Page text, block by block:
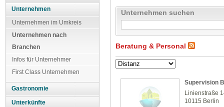
Unternehmen
Unternehmen im Umkreis
Unternehmen nach
Branchen
Infos für Unternehmer
First Class Unternehmen
Gastronomie
Unterkünfte
Unternehmen suchen
Beratung & Personal
Supervision
Linienstraße
10115 Berlin